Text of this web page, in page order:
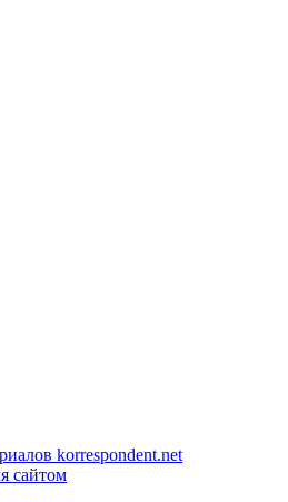
korrespondent.net
сайтом